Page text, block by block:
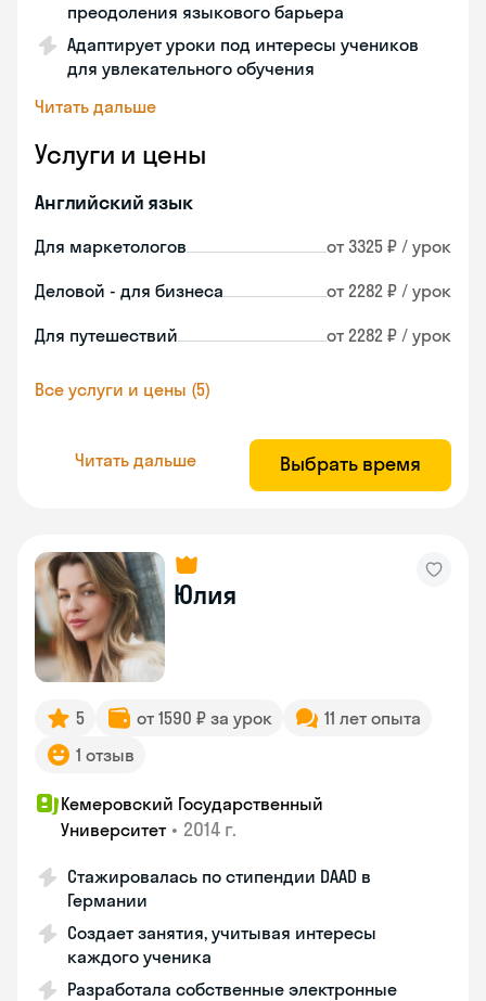
преодоления языкового барьера
Адаптирует уроки под интересы учеников
для увлекательного обучения
Читать дальше
Услуги и цены
Английский язык
Для маркетологов от 3325 ₽ / урок
Деловой - для бизнеса от 2282 ₽ / урок
Для путешествий от 2282 ₽ / урок
Все услуги и цены (5)
Читать дальше Выбрать время
Юлия
5 от 1590 ₽ за урок
11 лет опыта
1 отзыв
Кемеровский Государственный
Университет • 2014 г.
Стажировалась по стипендии DAAD в
Германии
Создает занятия, учитывая интересы
каждого ученика
Разработала собственные электронные